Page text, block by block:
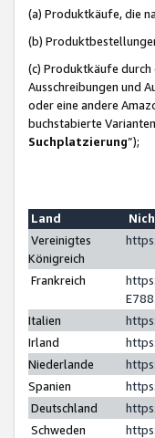
(a) Produktkäufe, die
(b)
(c) Produktkäufe durch
Ausschreibungen und
oder eine andere
buchstabierte
Suchplatzierung”);
Land
Vereinigtes
Königreich
Frankreich
Italien
Irland
Niederlande
Spanien
Deutschland
Schweden